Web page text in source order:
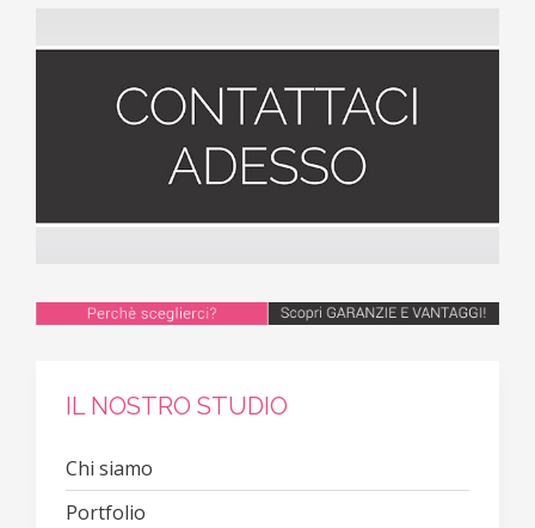
IL NOSTRO STUDIO
Chi siamo
Portfolio